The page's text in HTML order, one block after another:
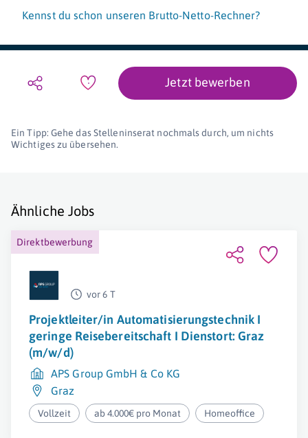
Kennst du schon unseren Brutto-Netto-Rechner?
Jetzt bewerben
Ein Tipp: Gehe das Stelleninserat nochmals durch, um nichts
Wichtiges zu übersehen.
Ähnliche Jobs
Direktbewerbung
vor 6 T
Projektleiter/in Automatisierungstechnik I
geringe Reisebereitschaft I Dienstort: Graz
(m/w/d)
APS Group GmbH & Co KG
Graz
Vollzeit ab 4.000€ pro Monat Homeoffice